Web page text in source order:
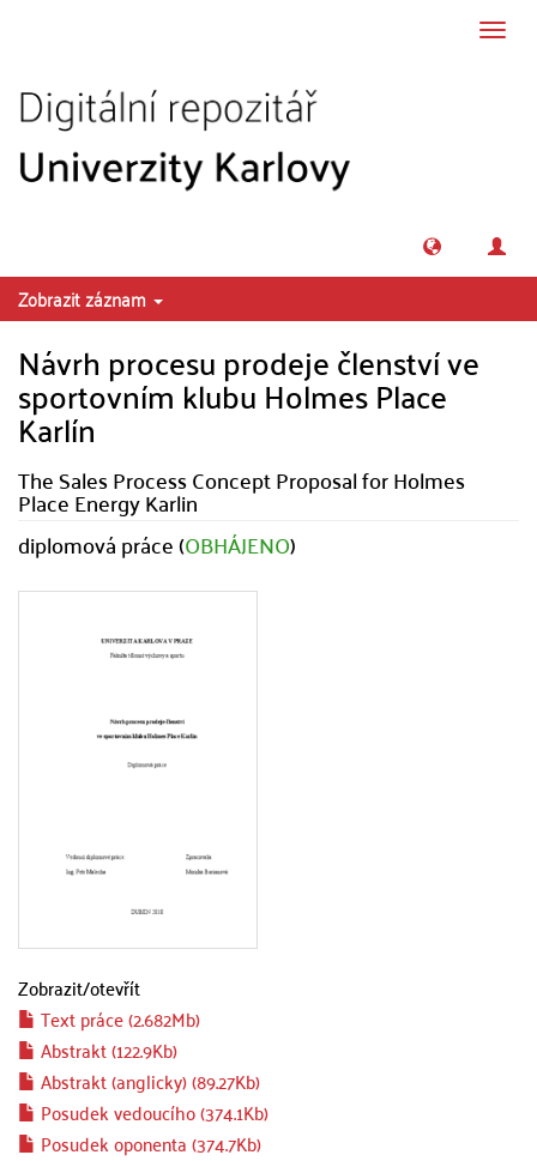
Zobrazit záznam
Návrh procesu prodeje členství ve
sportovním klubu Holmes Place
Karlín
The Sales Process Concept Proposal for Holmes
Place Energy Karlin
diplomová práce (OBHÁJENO)
Zobrazit/otevřít
Text práce (2.682Mb)
Abstrakt (122.9Kb)
Abstrakt (anglicky) (89.27Kb)
Posudek vedoucího (374.1Kb)
Posudek oponenta (374.7Kb)